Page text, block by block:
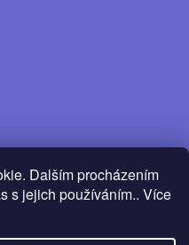
Dalším procházením
s jejich používáním.. Více